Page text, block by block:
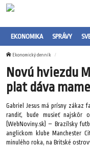
EKONOMIKA SPRÁVY
Ekonomický denník
Novú hviezdu
plat dáva mame
Gabriel Jesus má prísny zákaz
randiť, bude musieť najskôr
(WebNoviny.sk) – Brazílsky
anglickom klube Manchester
minulého roka, na Britské